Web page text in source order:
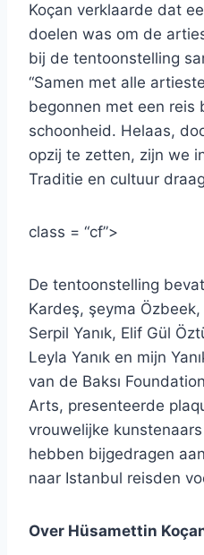
Koçan verklaarde dat
doelen was om de
bij de tentoonstelling
“Samen met alle
begonnen met een reis
schoonheid. Helaas,
opzij te zetten, zijn we
Traditie en cultuur
class = “cf”>
De tentoonstelling
Kardeş, şeyma
Serpil Yanık, Elif Gül
Leyla Yanık en mijn
van de Baksı
Arts, presenteerde
vrouwelijke
hebben bijgedragen
naar Istanbul reisden
Over Hüsamettin